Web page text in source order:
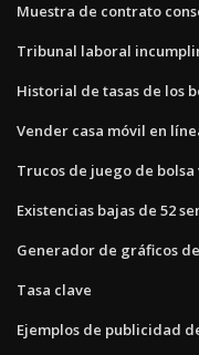
Muestra de contrato
Tribunal laboral
Historial de tasas de los
Vender casa móvil en
Trucos de juego de
Existencias bajas de 52
Generador de gráficos
Tasa clave
Ejemplos de publicidad